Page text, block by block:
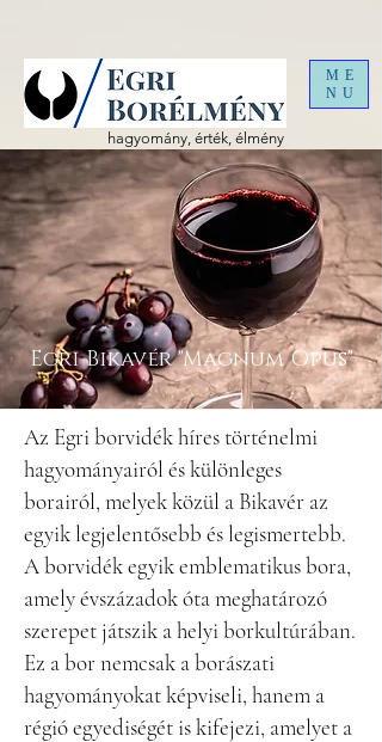
hagyomány, érték, élmény
ME
NU
Egri Bikavér "Magnum Opus"
Az Egri borvidék híres történelmi
hagyományairól és különleges
borairól, melyek közül a Bikavér az
egyik legjelentősebb és legismertebb.
A borvidék egyik emblematikus bora,
amely évszázadok óta meghatározó
szerepet játszik a helyi borkultúrában.
Ez a bor nemcsak a borászati
hagyományokat képviseli, hanem a
régió egyediségét is kifejezi, amelyet a